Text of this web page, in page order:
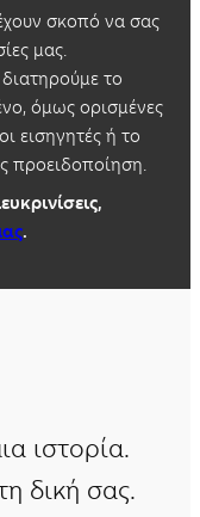
σκοπό να σας
μας.
το
όμως ορισμένες
εισηγητές ή το
προειδοποίηση.
.
ιστορία.
δική σας.